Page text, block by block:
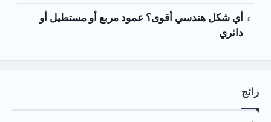
أي شكل هندسي أقوى؟ عمود مربع أو مستطيل أو
دائري
رائج